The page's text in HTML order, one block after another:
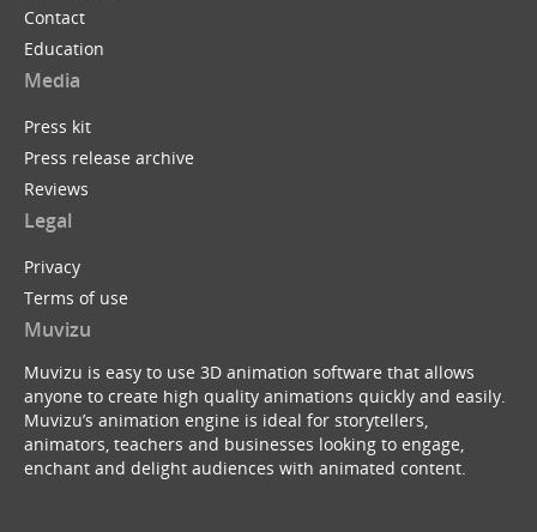
Contact
Education
Media
Press kit
Press release archive
Reviews
Legal
Privacy
Terms of use
Muvizu
Muvizu is easy to use 3D animation software that allows
anyone to create high quality animations quickly and easily.
Muvizu’s animation engine is ideal for storytellers,
animators, teachers and businesses looking to engage,
enchant and delight audiences with animated content.